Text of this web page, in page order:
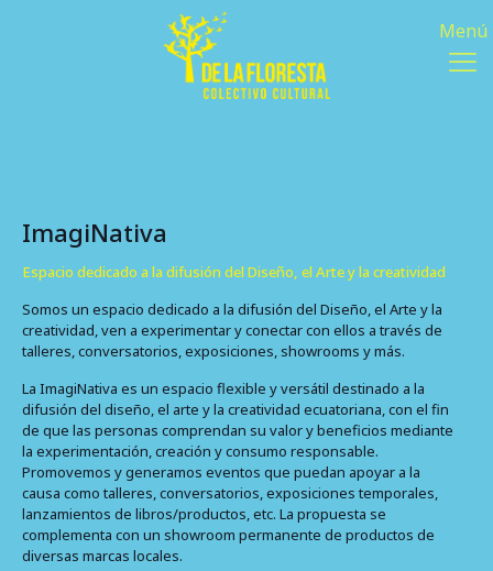
ImagiNativa
Espacio dedicado a la difusión del Diseño, el Arte y la creatividad
Somos un espacio dedicado a la difusión del Diseño, el Arte y la
creatividad, ven a experimentar y conectar con ellos a través de
talleres, conversatorios, exposiciones, showrooms y más.
La ImagiNativa es un espacio flexible y versátil destinado a la
difusión del diseño, el arte y la creatividad ecuatoriana, con el fin
de que las personas comprendan su valor y beneficios mediante
la experimentación, creación y consumo responsable.
Promovemos y generamos eventos que puedan apoyar a la
causa como talleres, conversatorios, exposiciones temporales,
lanzamientos de libros/productos, etc. La propuesta se
complementa con un showroom permanente de productos de
diversas marcas locales.